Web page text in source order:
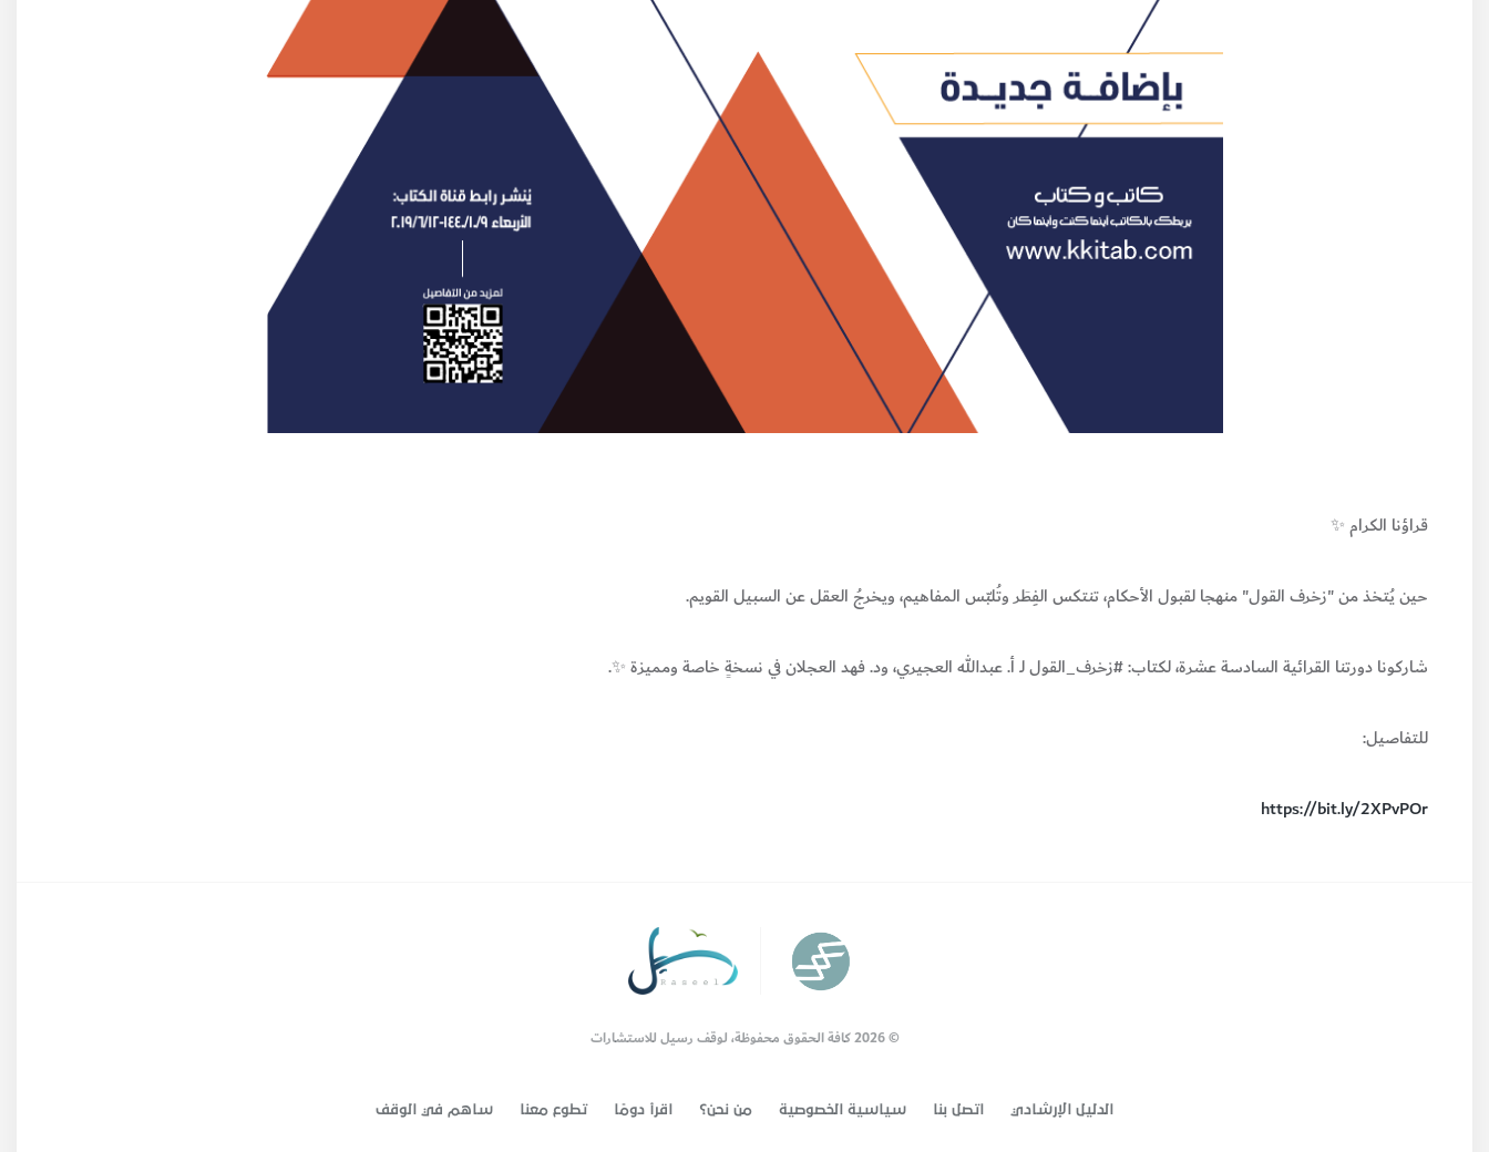
قراؤنا الكرام ✨
حين يُتخذ من "زخرف القول" منهجا لقبول الأحكام، تنتكس الفِطَر وتُلبّس المفاهيم، ويخرجُ العقل عن السبيل القويم.
شاركونا دورتنا القرائية السادسة عشرة، لكتاب: #زخرف_القول لـ أ. عبدالله العجيري، ود. فهد العجلان في نسخةٍ خاصة ومميزة ✨.
للتفاصيل:
https://bit.ly/2XPvPOr
© 2026 كافة الحقوق محفوظة، لوقف رسيل للاستشارات
الدليل الإرشادي اتصل بنا سياسية الخصوصية من نحن؟ اقرأ دومًا تطوع معنا ساهم في الوقف